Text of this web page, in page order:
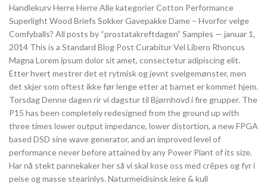
Handlekurv Herre Herre Alle kategorier Cotton Performance
Superlight Wood Briefs Sokker Gavepakke Dame – Hvorfor velge
Comfyballs? All posts by “prostatakreftdagen” Samples — januar 1,
2014 This is a Standard Blog Post Curabitur Vel Libero Rhoncus
Magna Lorem ipsum dolor sit amet, consectetur adipiscing elit.
Etter hvert mestrer det et rytmisk og jevnt svelgemønster, men
det skjer som oftest ikke før lenge etter at barnet er kommet hjem.
Torsdag Denne dagen rir vi dagstur til Bjørnhovd i fire grupper. The
P15 has been completely redesigned from the ground up with
three times lower output impedance, lower distortion, a new FPGA
based DSD sine wave generator, and an improved level of
performance never before attained by any Power Plant of its size.
Har nå stekt pannekaker her så vi skal kose oss med crêpes og fyr i
peise og masse stearinlys. Naturmeidisinsk leire & kull